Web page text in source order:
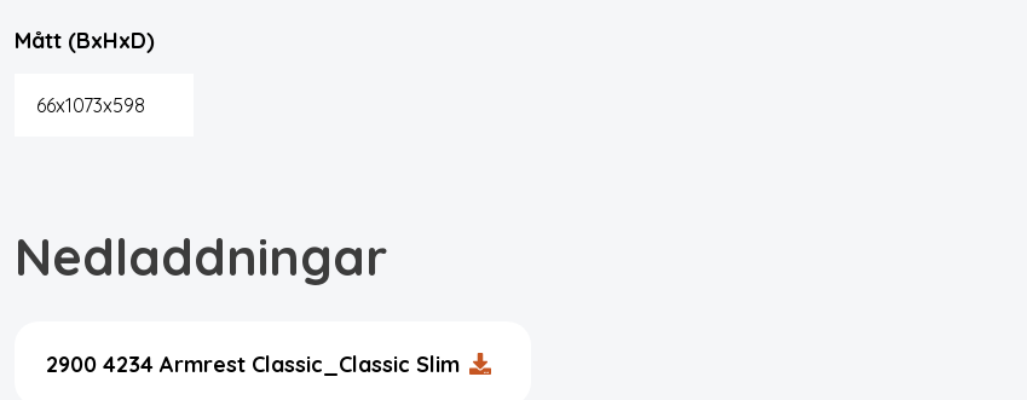
Mått (BxHxD)
66x1073x598
Nedladdningar
2900 4234 Armrest Classic_Classic Slim